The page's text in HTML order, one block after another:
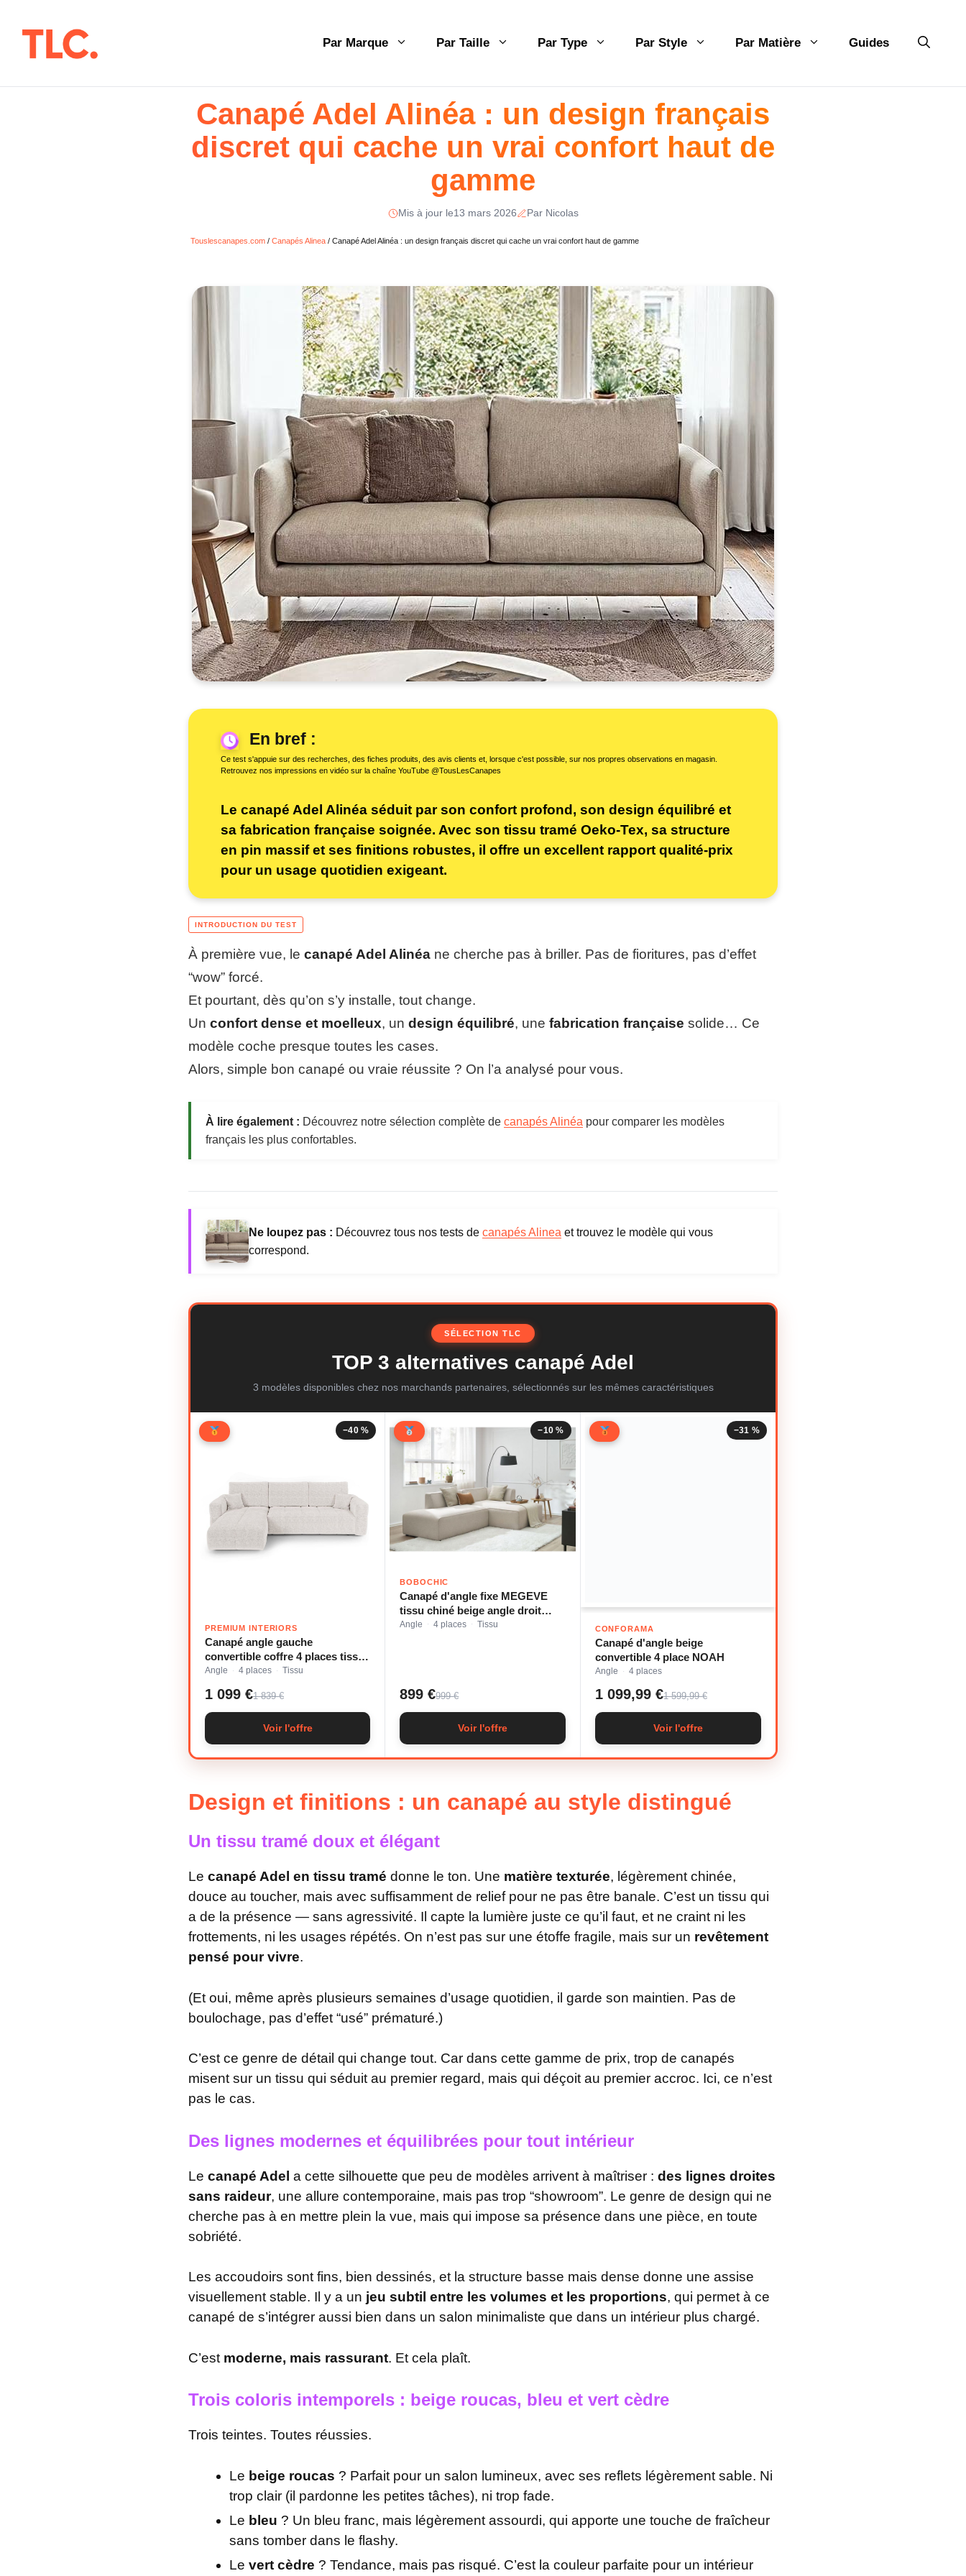
Par Marque Par Taille Par Type Par Style Par Matière Guides
Canapé Adel Alinéa : un design français
discret qui cache un vrai confort haut de
gamme
Mis à jour le13 mars 2026 Par Nicolas
Touslescanapes.com / Canapés Alinea / Canapé Adel Alinéa : un design français discret qui cache un vrai confort haut de gamme
En bref :
Ce test s'appuie sur des recherches, des fiches produits, des avis clients et, lorsque c'est possible, sur nos propres observations en magasin.
Retrouvez nos impressions en vidéo sur la chaîne YouTube @TousLesCanapes
Le canapé Adel Alinéa séduit par son confort profond, son design équilibré et
sa fabrication française soignée. Avec son tissu tramé Oeko-Tex, sa structure
en pin massif et ses finitions robustes, il offre un excellent rapport qualité-prix
pour un usage quotidien exigeant.
À première vue, le canapé Adel Alinéa ne cherche pas à briller. Pas de fioritures, pas d’effet
“wow” forcé.
Et pourtant, dès qu’on s’y installe, tout change.
Un confort dense et moelleux, un design équilibré, une fabrication française solide… Ce
modèle coche presque toutes les cases.
Alors, simple bon canapé ou vraie réussite ? On l’a analysé pour vous.
À lire également : Découvrez notre sélection complète de canapés Alinéa pour comparer les modèles
français les plus confortables.
Ne loupez pas : Découvrez tous nos tests de canapés Alinea et trouvez le modèle qui vous
correspond.
SÉLECTION TLC
TOP 3 alternatives canapé Adel
3 modèles disponibles chez nos marchands partenaires, sélectionnés sur les mêmes caractéristiques
−40 %
PREMIUM INTERIORS
Canapé angle gauche
convertible coffre 4 places tissu
tramé doux crème
Angle · 4 places · Tissu
1 099 €1 839 €
Voir l'offre
−10 %
BOBOCHIC
Canapé d'angle fixe MEGEVE
tissu chiné beige angle droit
BOBOCHIC 4 places
Angle · 4 places · Tissu
899 €999 €
Voir l'offre
−31 %
CONFORAMA
Canapé d'angle beige
convertible 4 place NOAH
Angle · 4 places
1 099,99 €1 599,99 €
Voir l'offre
Design et finitions : un canapé au style distingué
Un tissu tramé doux et élégant
Le canapé Adel en tissu tramé donne le ton. Une matière texturée, légèrement chinée,
douce au toucher, mais avec suffisamment de relief pour ne pas être banale. C’est un tissu qui
a de la présence — sans agressivité. Il capte la lumière juste ce qu’il faut, et ne craint ni les
frottements, ni les usages répétés. On n’est pas sur une étoffe fragile, mais sur un revêtement
pensé pour vivre.
(Et oui, même après plusieurs semaines d’usage quotidien, il garde son maintien. Pas de
boulochage, pas d’effet “usé” prématuré.)
C’est ce genre de détail qui change tout. Car dans cette gamme de prix, trop de canapés
misent sur un tissu qui séduit au premier regard, mais qui déçoit au premier accroc. Ici, ce n’est
pas le cas.
Des lignes modernes et équilibrées pour tout intérieur
Le canapé Adel a cette silhouette que peu de modèles arrivent à maîtriser : des lignes droites
sans raideur, une allure contemporaine, mais pas trop “showroom”. Le genre de design qui ne
cherche pas à en mettre plein la vue, mais qui impose sa présence dans une pièce, en toute
sobriété.
Les accoudoirs sont fins, bien dessinés, et la structure basse mais dense donne une assise
visuellement stable. Il y a un jeu subtil entre les volumes et les proportions, qui permet à ce
canapé de s’intégrer aussi bien dans un salon minimaliste que dans un intérieur plus chargé.
C’est moderne, mais rassurant. Et cela plaît.
Trois coloris intemporels : beige roucas, bleu et vert cèdre
Trois teintes. Toutes réussies.
Le beige roucas ? Parfait pour un salon lumineux, avec ses reflets légèrement sable. Ni
trop clair (il pardonne les petites tâches), ni trop fade.
Le bleu ? Un bleu franc, mais légèrement assourdi, qui apporte une touche de fraîcheur
sans tomber dans le flashy.
Le vert cèdre ? Tendance, mais pas risqué. C’est la couleur parfaite pour un intérieur